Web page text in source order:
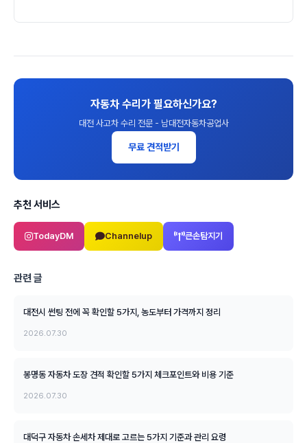
자동차 수리가 필요하신가요?
대전 사고차 수리 전문 - 남대전자동차공업사
무료 견적받기
추천 서비스
TodayDM Channelup 큰손탐지기
관련 글
대전시 썬팅 전에 꼭 확인할 5가지, 농도부터 가격까지 정리
2026.07.30
봉명동 자동차 도장 견적 확인할 5가지 체크포인트와 비용 기준
2026.07.30
대덕구 자동차 손세차 제대로 고르는 5가지 기준과 관리 요령